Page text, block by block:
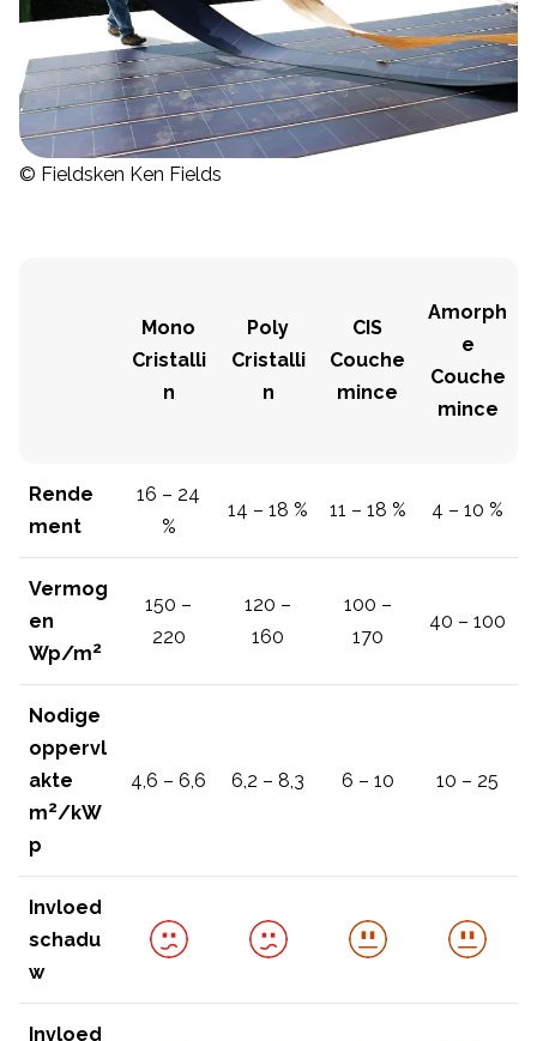
© Fieldsken Ken Fields
Mono
Cristalli
n
Poly
Cristalli
n
CIS
Couche
mince
Amorph
e
Couche
mince
Rende
ment
16 – 24
%
14 – 18 % 11 – 18 % 4 – 10 %
Vermog
en
Wp/m2
150 –
220
120 –
160
100 –
170
40 – 100
Nodige
oppervl
akte
m2/kW
p
4,6 – 6,6 6,2 – 8,3 6 – 10 10 – 25
Invloed
schadu
w
Invloed